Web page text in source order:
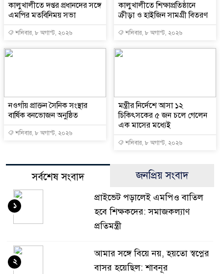
কালুখালীতে দপ্তর প্রধানদের সঙ্গে
এমপির মতবিনিময় সভা
শনিবার, ৮ অগাস্ট, ২০২৬
কালুখালীতে শিক্ষাপ্রতিষ্ঠানে
ক্রীড়া ও হাইজিন সামগ্রী বিতরণ
শনিবার, ৮ অগাস্ট, ২০২৬
নওগাঁয় প্রাক্তন সৈনিক সংস্থার
বার্ষিক বনভোজন অনুষ্ঠিত
শনিবার, ৮ অগাস্ট, ২০২৬
মন্ত্রীর নির্দেশে আসা ১২
চিকিৎসকের ৫ জন চলে গেলেন
এক মাসের মধ্যেই
শনিবার, ৮ অগাস্ট, ২০২৬
সর্বশেষ সংবাদ জনপ্রিয় সংবাদ
প্রাইভেট পড়ালেই এমপিও বাতিল
হবে শিক্ষকদের: সমাজকল্যাণ
প্রতিমন্ত্রী
১
আমার সঙ্গে বিয়ে নয়, হয়তো স্বপ্নের
বাসর হয়েছিল: শাবনূর
২